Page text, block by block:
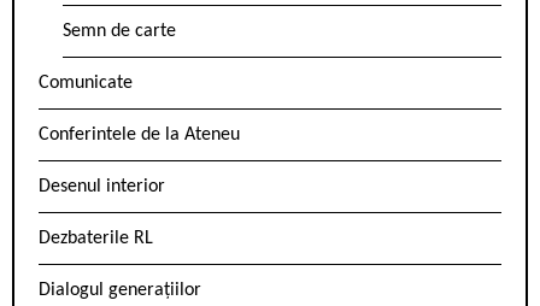
Semn de carte
Comunicate
Conferintele de la Ateneu
Desenul interior
Dezbaterile RL
Dialogul generațiilor